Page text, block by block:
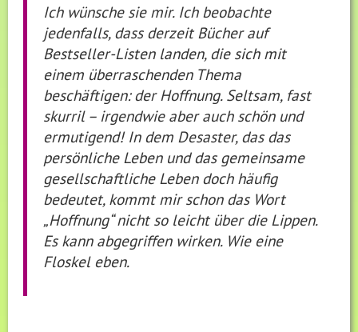
Ich wünsche sie mir. Ich beobachte
jedenfalls, dass derzeit Bücher auf
Bestseller-Listen landen, die sich mit
einem überraschenden Thema
beschäftigen: der Hoffnung. Seltsam, fast
skurril – irgendwie aber auch schön und
ermutigend! In dem Desaster, das das
persönliche Leben und das gemeinsame
gesellschaftliche Leben doch häufig
bedeutet, kommt mir schon das Wort
„Hoffnung“ nicht so leicht über die Lippen.
Es kann abgegriffen wirken. Wie eine
Floskel eben.